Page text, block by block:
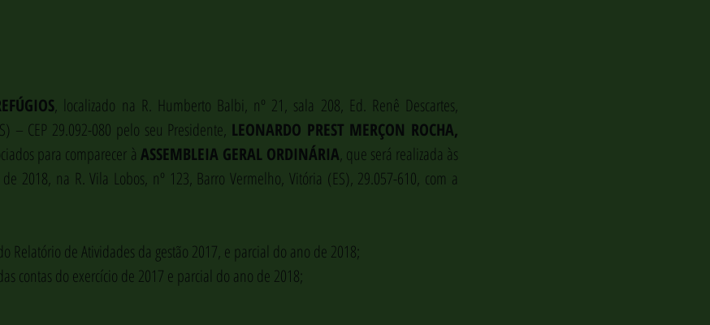
, localizado na R. Humberto Balbi, nº 21, sala 208, Ed. Renê Descartes,
– CEP 29.092-080 pelo seu Presidente, LEONARDO PREST MERÇON ROCHA,
para comparecer à ASSEMBLEIA GERAL ORDINÁRIA, que será realizada às
2018, na R. Vila Lobos, nº 123, Barro Vermelho, Vitória (ES), 29.057-610, com a
Relatório de Atividades da gestão 2017, e parcial do ano de 2018;
contas do exercício de 2017 e parcial do ano de 2018;